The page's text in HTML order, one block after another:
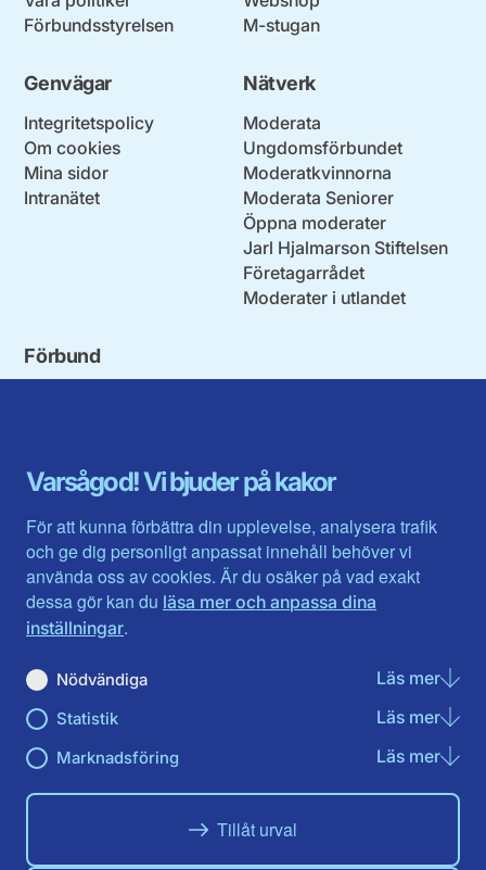
Varsågod! Vi bjuder på kakor
För att kunna förbättra din upplevelse, analysera trafik
och ge dig personligt anpassat innehåll behöver vi
använda oss av cookies. Är du osäker på vad exakt
dessa gör kan du läsa mer och anpassa dina
inställningar.
Nödvändiga Läs merom
Statistik Läs merom
Marknadsföring Läs merom
Tillåt urval
Förbundsstyrelsen
M-stugan
Genvägar
Integritetspolicy
Om cookies
Mina sidor
Intranätet
Nätverk
Moderata
Ungdomsförbundet
Moderatkvinnorna
Moderata Seniorer
Öppna moderater
Jarl Hjalmarson Stiftelsen
Företagarrådet
Moderater i utlandet
Förbund
Gävleborg
Halland
Jämtlands län
Jönköpings län
Kalmar län
Kronobergs län
Norrbotten
Skåne län
Värmlands län
Västerbotten
Västra Götaland
Västernorrland
Västmanland
Örebro län
Östergötland
Du hittar oss här på sociala medier
Facebook
Instagram